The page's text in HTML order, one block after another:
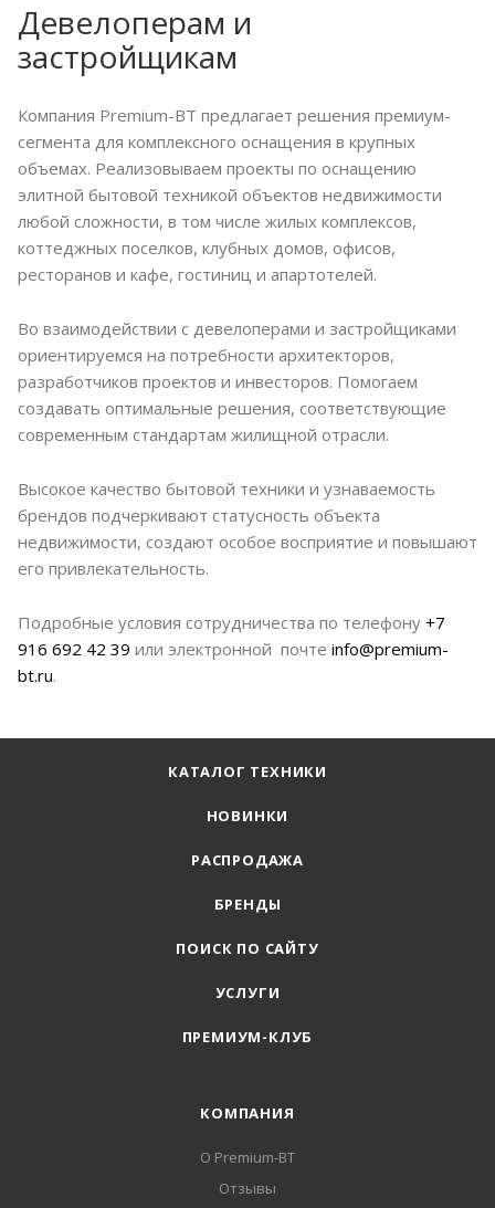
Девелоперам и
застройщикам
Компания Premium-BT предлагает решения премиум-
сегмента для комплексного оснащения в крупных
объемах. Реализовываем проекты по оснащению
элитной бытовой техникой объектов недвижимости
любой сложности, в том числе жилых комплексов,
коттеджных поселков, клубных домов, офисов,
ресторанов и кафе, гостиниц и апартотелей.
Во взаимодействии с девелоперами и застройщиками
ориентируемся на потребности архитекторов,
разработчиков проектов и инвесторов. Помогаем
создавать оптимальные решения, соответствующие
современным стандартам жилищной отрасли.
Высокое качество бытовой техники и узнаваемость
брендов подчеркивают статусность объекта
недвижимости, создают особое восприятие и повышают
его привлекательность.
Подробные условия сотрудничества по телефону +7
916 692 42 39 или электронной почте info@premium-
bt.ru.
КАТАЛОГ ТЕХНИКИ
НОВИНКИ
РАСПРОДАЖА
БРЕНДЫ
ПОИСК ПО САЙТУ
УСЛУГИ
ПРЕМИУМ-КЛУБ
КОМПАНИЯ
О Premium-BT
Отзывы